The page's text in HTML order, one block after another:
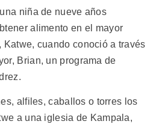
niña de nueve años
alimento en el mayor
Katwe, cuando conoció a través
Brian, un programa de
alfiles, caballos o torres los
a una iglesia de Kampala,